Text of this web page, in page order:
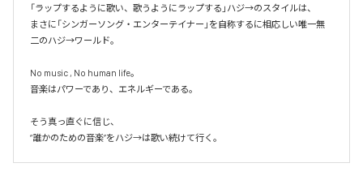
「ラップするように歌い、歌うようにラップする」ハジ→のスタイルは、
まさに「シンガーソング・エンターテイナー」を自称するに相応しい唯一無
二のハジ→ワールド。
No music , No human life。
音楽はパワーであり、エネルギーである。
そう真っ直ぐに信じ、